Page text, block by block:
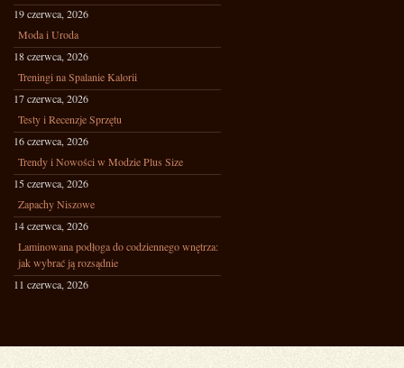
19 czerwca, 2026
Moda i Uroda
18 czerwca, 2026
Treningi na Spalanie Kalorii
17 czerwca, 2026
Testy i Recenzje Sprzętu
16 czerwca, 2026
Trendy i Nowości w Modzie Plus Size
15 czerwca, 2026
Zapachy Niszowe
14 czerwca, 2026
Laminowana podłoga do codziennego wnętrza:
jak wybrać ją rozsądnie
11 czerwca, 2026